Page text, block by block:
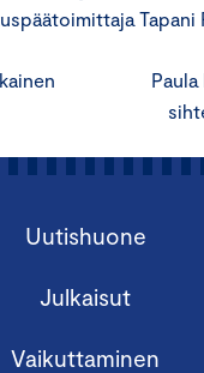
Tapani
Paula
Uutishuone
Julkaisut
Vaikuttaminen